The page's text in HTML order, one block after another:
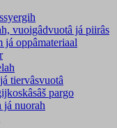
vuoigâdvuotâ já piirâs
já oppâmateriaal
tiervâsvuotâ
pargo
já nuorah